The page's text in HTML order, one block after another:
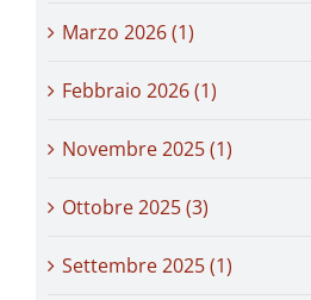
Marzo 2026 (1)
Febbraio 2026 (1)
Novembre 2025 (1)
Ottobre 2025 (3)
Settembre 2025 (1)